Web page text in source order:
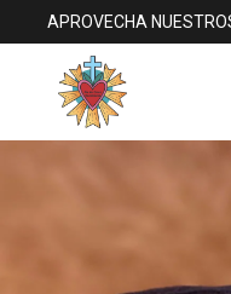
APROVECHA